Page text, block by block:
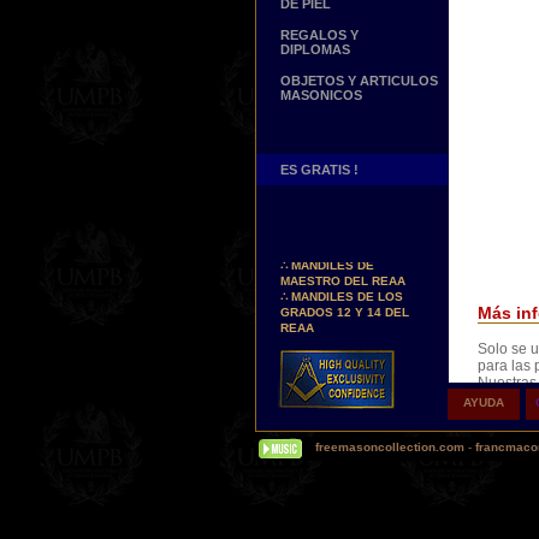
MAESTRO DEL REAA
∴ MANDILES DE LOS
GRADOS 12 Y 14 DEL
REAA
Personaliza tus Arreos
TU NOMBRE BORDADO
SOBRE TU MANDIL, TU
BANDA O TU COLLARIN
Nueva pagina !
∴UNA PAGINA DE
TESTIMONIOS DE
DE PIEL
REGALOS Y
DIPLOMAS
OBJETOS Y ARTICULOS
MASONICOS
ES GRATIS !
AYUDA
freemasoncollection.com -
Más
Solo se
para las
the